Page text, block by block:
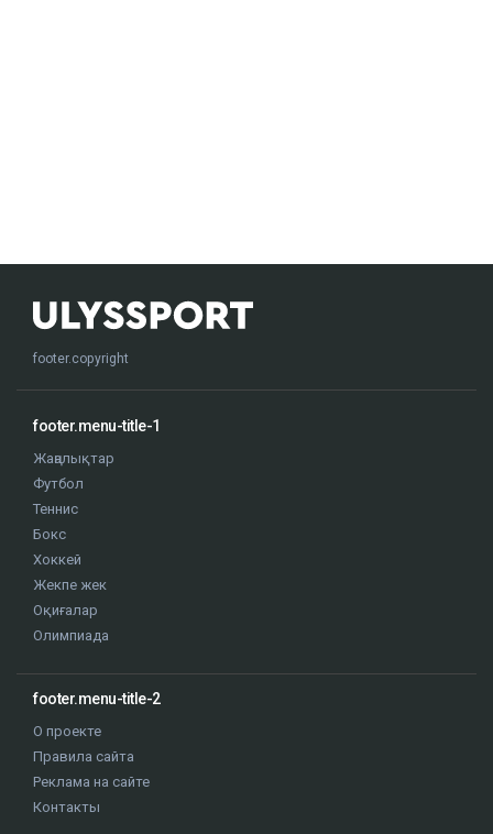
footer.copyright
footer.menu-title-1
Жаңалықтар
Футбол
Теннис
Бокс
Хоккей
Жекпе жек
Оқиғалар
Олимпиада
footer.menu-title-2
О проекте
Правила сайта
Реклама на сайте
Контакты